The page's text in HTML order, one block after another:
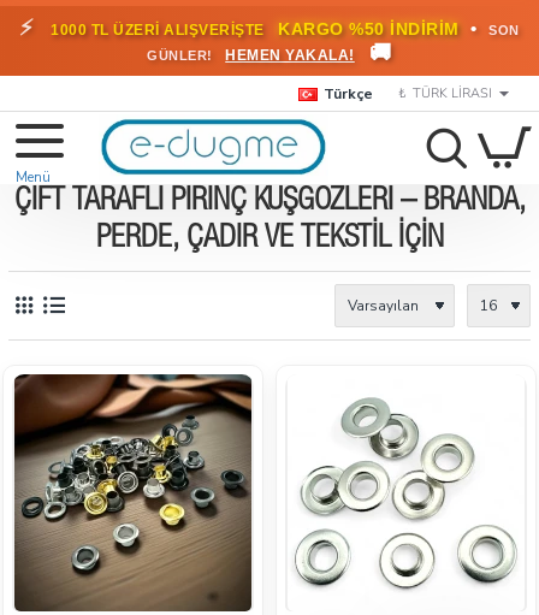
⚡ 1000 TL ÜZERİ ALIŞVERİŞTE KARGO %50 İNDİRİM •
SON
GÜNLER!
HEMEN YAKALA! 🚚
Türkçe ₺ TÜRK LIRASI
ÇIFT TARAFLI PIRINÇ KUŞGÖZLERI – BRANDA,
PERDE, ÇADIR VE TEKSTIL İÇIN